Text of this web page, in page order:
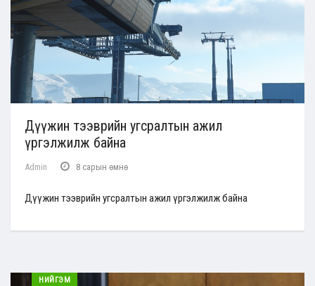
Дүүжин тээврийн угсралтын ажил
үргэлжилж байна
Admin 8 сарын өмнө
Дүүжин тээврийн угсралтын ажил үргэлжилж байна
НИЙГЭМ